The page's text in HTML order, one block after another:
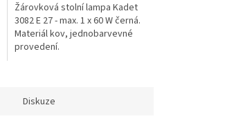
Žárovková stolní lampa Kadet
3082 E 27 - max. 1 x 60 W černá.
Materiál kov, jednobarvevné
provedení.
Diskuze